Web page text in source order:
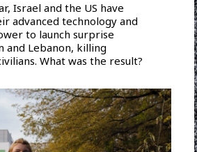
Israel and the US have
advanced technology and
to launch surprise
and Lebanon, killing
What was the result?